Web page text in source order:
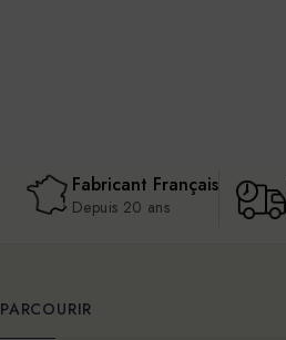
Fabricant Français
Depuis 20 ans
PARCOURIR